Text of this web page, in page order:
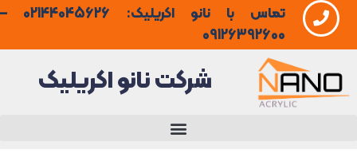
رفتن
به
محتوا
تماس با نانو اکریلیک: 02144045626 –
09126392600
شرکت نانو اکریلیک